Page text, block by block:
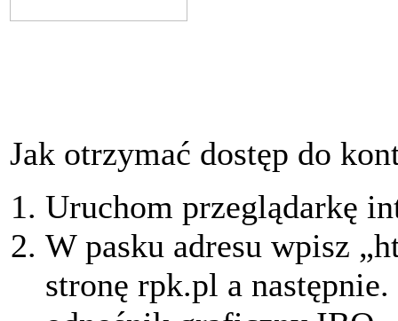
Jak otrzymać dostęp do
Uruchom przeglądarkę
W pasku adresu wpisz
stronę rpk.pl a